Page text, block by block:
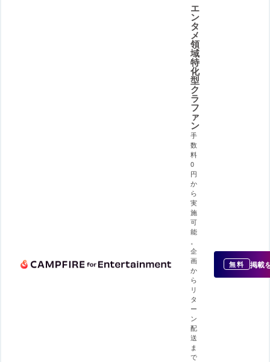
エ
ン
タ
メ
領
域
特
化
型
ク
ラ
フ
ァ
ン
手
数
料
0
円
か
ら
実
施
可
能
企
画
か
ら
リ
タ
ー
ン
配
送
ま
で
無料 掲載